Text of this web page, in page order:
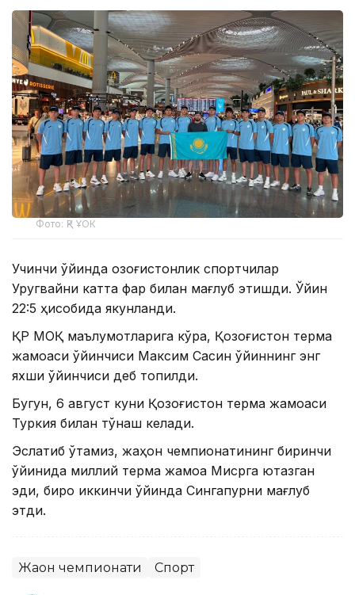
Фото: ҚР ҰОК
Учинчи ўйинда қозоғистонлик спортчилар
Уругвайни катта фарқ билан мағлуб этишди. Ўйин
22:5 ҳисобида якунланди.
ҚР МОҚ маълумотларига кўра, Қозоғистон терма
жамоаси ўйинчиси Максим Сасин ўйиннинг энг
яхши ўйинчиси деб топилди.
Бугун, 6 август куни Қозоғистон терма жамоаси
Туркия билан тўқнаш келади.
Эслатиб ўтамиз, жаҳон чемпионатининг биринчи
ўйинида миллий терма жамоа Мисрга ютқазган
эди, бироқ иккинчи ўйинда Сингапурни мағлуб
этди.
Жаҳон чемпионати Спорт